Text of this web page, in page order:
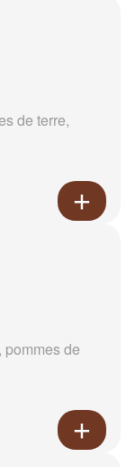
de terre,
pommes de